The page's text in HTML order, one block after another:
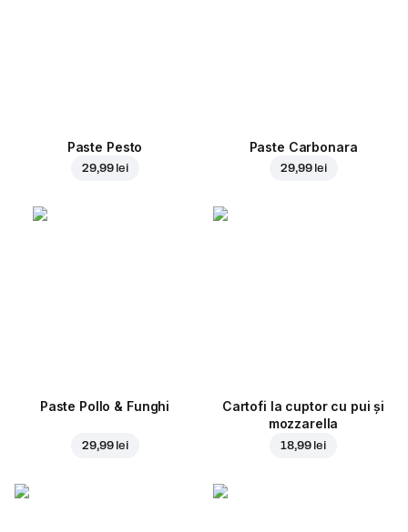
Paste Pesto
29,99 lei
Paste Carbonara
29,99 lei
Paste Pollo & Funghi
29,99 lei
Cartofi la cuptor cu pui și
mozzarella
18,99 lei